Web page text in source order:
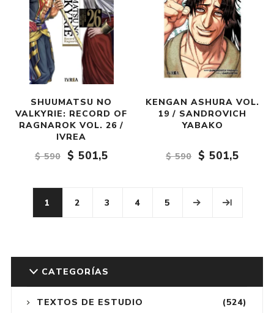
SHUUMATSU NO
VALKYRIE: RECORD OF
RAGNAROK VOL. 26 /
IVREA
$ 590
$ 501,5
KENGAN ASHURA VOL.
19 / SANDROVICH
YABAKO
$ 590 $ 501,5
1 2 3 4 5
CATEGORÍAS
(524)
TEXTOS DE ESTUDIO